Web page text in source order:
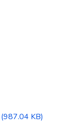
(987.04 KB)